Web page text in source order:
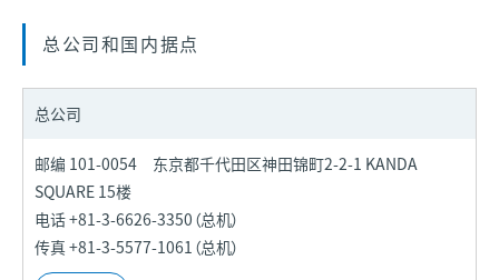
总公司和国内据点
总公司
邮编 101-0054 东京都千代田区神田锦町2-2-1 KANDA
SQUARE 15楼
电话 +81-3-6626-3350（总机）
传真 +81-3-5577-1061（总机）